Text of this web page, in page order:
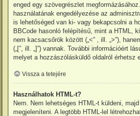
enged egy szövegrészlet
használatának engedélyezése az
is lehetőséged van ki- vagy bekapcsolni a
BBCode hasonló felépítésű, mint a HTML,
nem kacsacsőrök között („<” , ill. „>”),
(„[”, ill. „]”) vannak. További információért
melyet a hozzászólásküldő oldalról érhetsz
Vissza a tetejére
Használhatok HTML-t?
Nem. Nem lehetséges HTML-t küldeni,
megjeleníteni. A legtöbb HTML-lel